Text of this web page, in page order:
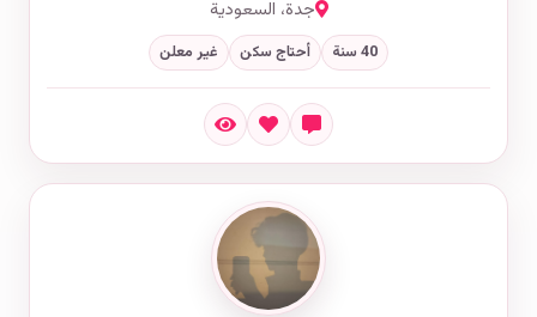
جدة، السعودية
40 سنة أحتاج سكن غير معلن